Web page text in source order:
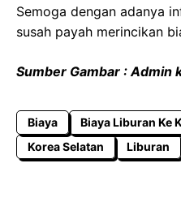
Semoga dengan adanya
susah payah merincikan
Sumber Gambar : Admin
Biaya Biaya Liburan Ke
Korea Selatan
Liburan